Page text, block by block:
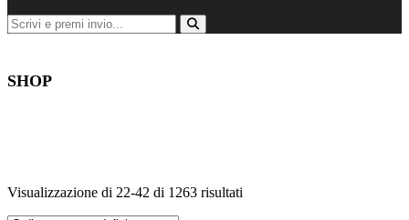
SHOP
Visualizzazione di 22-42 di 1263 risultati